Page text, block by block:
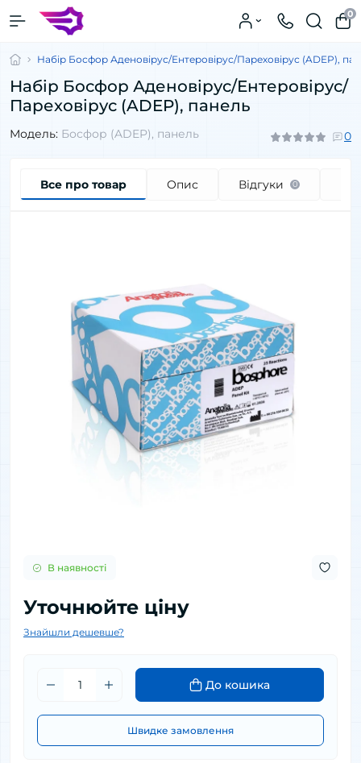
0
Набір Босфор Аденовірус/Ентеровірус/Пареховірус (ADEP),
Набір Босфор Аденовірус/Ентеровірус/
Пареховірус (ADEP), панель
Модель: Босфор (ADEP), панель 0
Все про товар Опис Відгуки 0
В наявності
Уточнюйте ціну
Знайшли дешевше?
До кошика
Швидке замовлення